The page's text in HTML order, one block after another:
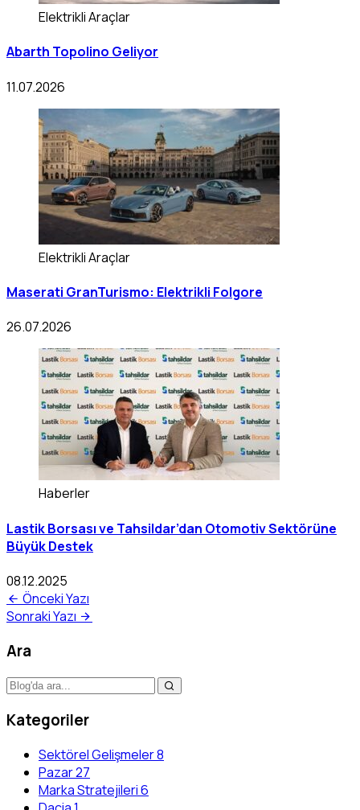
Elektrikli Araçlar
Abarth Topolino Geliyor
11.07.2026
Elektrikli Araçlar
Maserati GranTurismo: Elektrikli Folgore
26.07.2026
Haberler
Lastik Borsası ve Tahsildar’dan Otomotiv Sektörüne
Büyük Destek
08.12.2025
Önceki Yazı
Sonraki Yazı
Ara
Kategoriler
Sektörel Gelişmeler8
Pazar27
Marka Stratejileri6